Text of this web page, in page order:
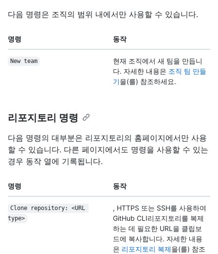
다음 명령은 조직의 범위 내에서만 사용할 수 있습니다.
명령 동작
New team
현재 조직에서 새 팀을 만듭니
다. 자세한 내용은 조직 팀 만들
기을(를) 참조하세요.
리포지토리 명령
다음 명령의 대부분은 리포지토리의 홈페이지에서만 사용
할 수 있습니다. 다른 페이지에서도 명령을 사용할 수 있는
경우 동작 열에 기록됩니다.
명령 동작
Clone repository: <URL
type>
, HTTPS 또는 SSH를 사용하여
GitHub CLI리포지토리를 복제
하는 데 필요한 URL을 클립보
드에 복사합니다. 자세한 내용
은 리포지토리 복제을(를) 참조